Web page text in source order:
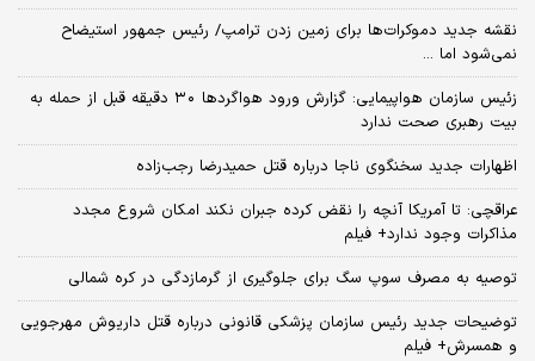
نقشه جدید دموکرات‌ها برای زمین زدن ترامپ/ رئیس جمهور استیضاح
نمی‌شود اما ...
زئیس سازمان هواپیمایی: گزارش ورود هواگردها ٣٠ دقیقه قبل از حمله به
بیت رهبری صحت ندارد
اظهارات جدید سخنگوی ناجا درباره قتل حمیدرضا رجب‌زاده
عراقچی: تا آمریکا آنچه را نقض کرده جبران نکند امکان شروع مجدد
مذاکرات وجود ندارد+ فیلم
توصیه به مصرف سوپ سگ برای جلوگیری از گرمازدگی در کره شمالی
توضیحات جدید رئیس سازمان پزشکی قانونی درباره قتل داریوش مهرجویی
و همسرش+ فیلم